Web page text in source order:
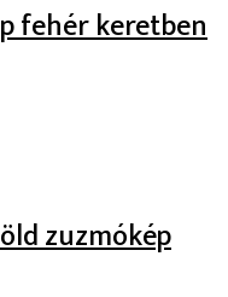
fehér keretben
zuzmókép